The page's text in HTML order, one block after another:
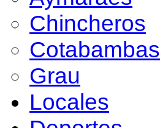
Chincheros
Cotabambas
Grau
Locales